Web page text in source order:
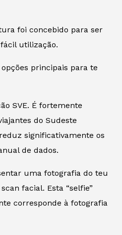
foi concebido para ser
utilização.
principais para te
SVE. É fortemente
do Sudeste
significativamente os
de dados.
uma fotografia do teu
facial. Esta “selfie”
corresponde à fotografia